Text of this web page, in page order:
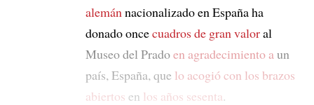
alemán nacionalizado en España ha
donado oncecuadros de gran valoral
Museo del Pradoen agradecimiento a un
país, España, que lo acogió con los brazos
abiertos en los años sesenta.